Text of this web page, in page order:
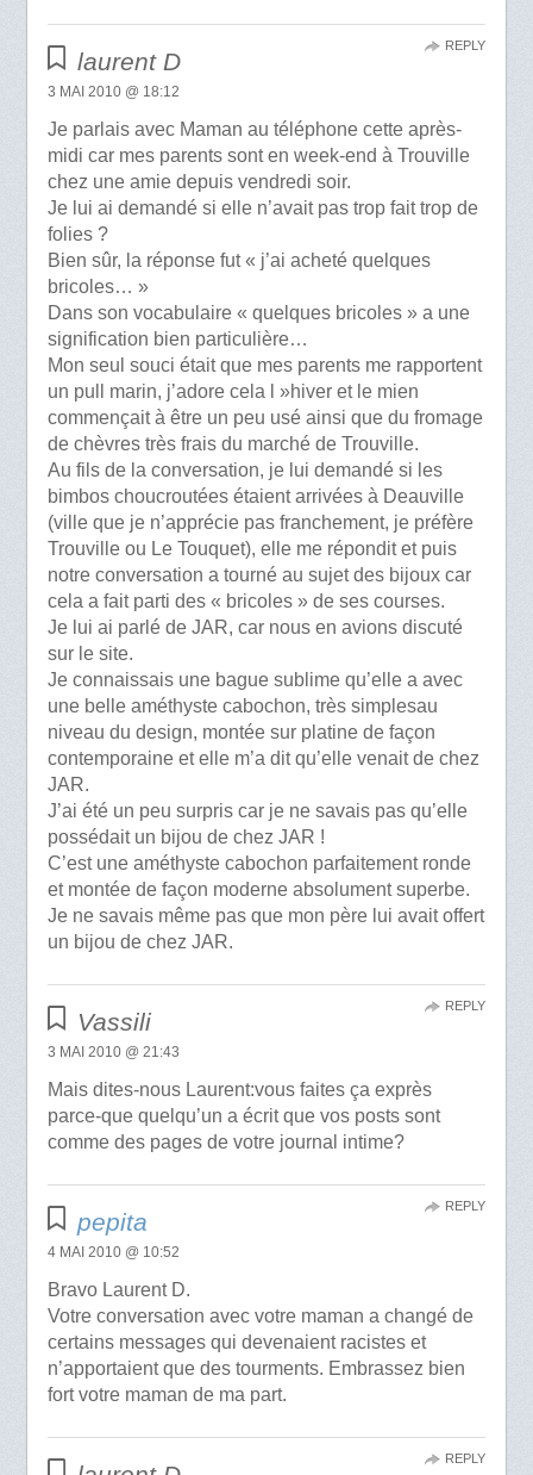
laurent D
3 MAI 2010 @ 18:12
Je parlais avec Maman au téléphone cette après-
midi car mes parents sont en week-end à Trouville
chez une amie depuis vendredi soir.
Je lui ai demandé si elle n’avait pas trop fait trop de
folies ?
Bien sûr, la réponse fut « j’ai acheté quelques
bricoles… »
Dans son vocabulaire « quelques bricoles » a une
signification bien particulière…
Mon seul souci était que mes parents me rapportent
un pull marin, j’adore cela l »hiver et le mien
commençait à être un peu usé ainsi que du fromage
de chèvres très frais du marché de Trouville.
Au fils de la conversation, je lui demandé si les
bimbos choucroutées étaient arrivées à Deauville
(ville que je n’apprécie pas franchement, je préfère
Trouville ou Le Touquet), elle me répondit et puis
notre conversation a tourné au sujet des bijoux car
cela a fait parti des « bricoles » de ses courses.
Je lui ai parlé de JAR, car nous en avions discuté
sur le site.
Je connaissais une bague sublime qu’elle a avec
une belle améthyste cabochon, très simplesau
niveau du design, montée sur platine de façon
contemporaine et elle m’a dit qu’elle venait de chez
JAR.
J’ai été un peu surpris car je ne savais pas qu’elle
possédait un bijou de chez JAR !
C’est une améthyste cabochon parfaitement ronde
et montée de façon moderne absolument superbe.
Je ne savais même pas que mon père lui avait offert
un bijou de chez JAR.
REPLY
Vassili
3 MAI 2010 @ 21:43
Mais dites-nous Laurent:vous faites ça exprès
parce-que quelqu’un a écrit que vos posts sont
comme des pages de votre journal intime?
REPLY
pepita
4 MAI 2010 @ 10:52
Bravo Laurent D.
Votre conversation avec votre maman a changé de
certains messages qui devenaient racistes et
n’apportaient que des tourments. Embrassez bien
fort votre maman de ma part.
REPLY
REPLY